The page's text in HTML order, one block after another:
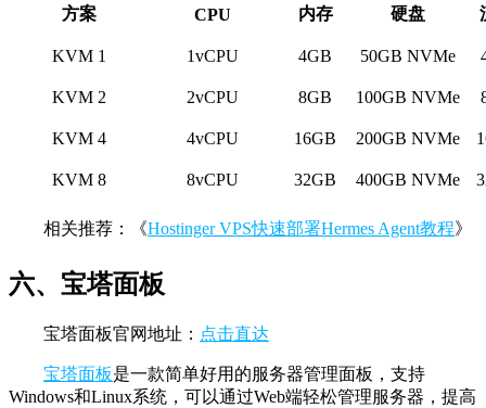
方案 CPU 内存 硬盘
KVM 1 1vCPU 4GB 50GB NVMe
KVM 2 2vCPU 8GB 100GB NVMe
KVM 4 4vCPU 16GB 200GB NVMe
KVM 8 8vCPU 32GB 400GB NVMe
相关推荐：《Hostinger VPS快速部署Hermes Agent教程》
六、宝塔面板
宝塔面板官网地址： 点击直达
宝塔面板是一款简单好用的服务器管理面板，支持
Windows和Linux系统，可以通过Web端轻松管理服务器，提高